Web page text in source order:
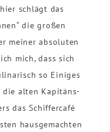
schlägt das
die großen
meiner absoluten
mich, dass sich
so Einiges
alten Kapitäns-
das Schiffercafé
hausgemachten